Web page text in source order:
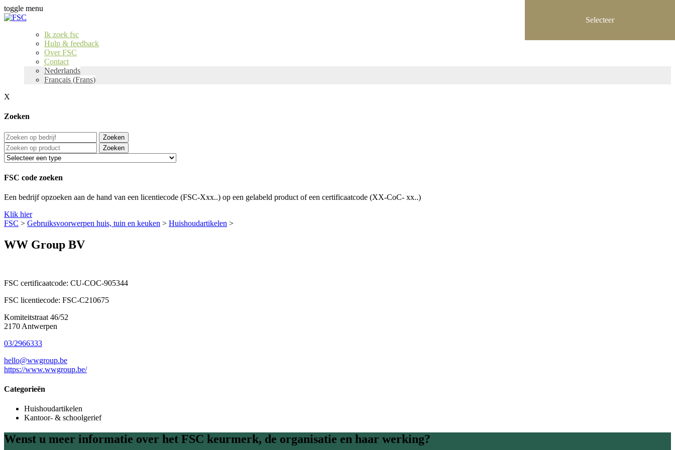
toggle menu
Ik zoek fsc
Hulp & feedback
Over FSC
Contact
Nederlands
Français (Frans)
X
Zoeken
Zoeken
Zoeken
FSC code zoeken
Een bedrijf opzoeken aan de hand van een licentiecode (FSC-Xxx..) op een gelabeld product of een certificaatcode (XX-CoC- xx..)
Klik hier
FSC > Gebruiksvoorwerpen huis, tuin en keuken > Huishoudartikelen >
WW Group BV
FSC certificaatcode: CU-COC-905344
FSC licentiecode: FSC-C210675
Komiteitstraat 46/52
2170 Antwerpen
03/2966333
hello@wwgroup.be
https://www.wwgroup.be/
Categorieën
Huishoudartikelen
Kantoor- & schoolgerief
Wenst u meer informatie over het FSC keurmerk, de organisatie en haar werking?